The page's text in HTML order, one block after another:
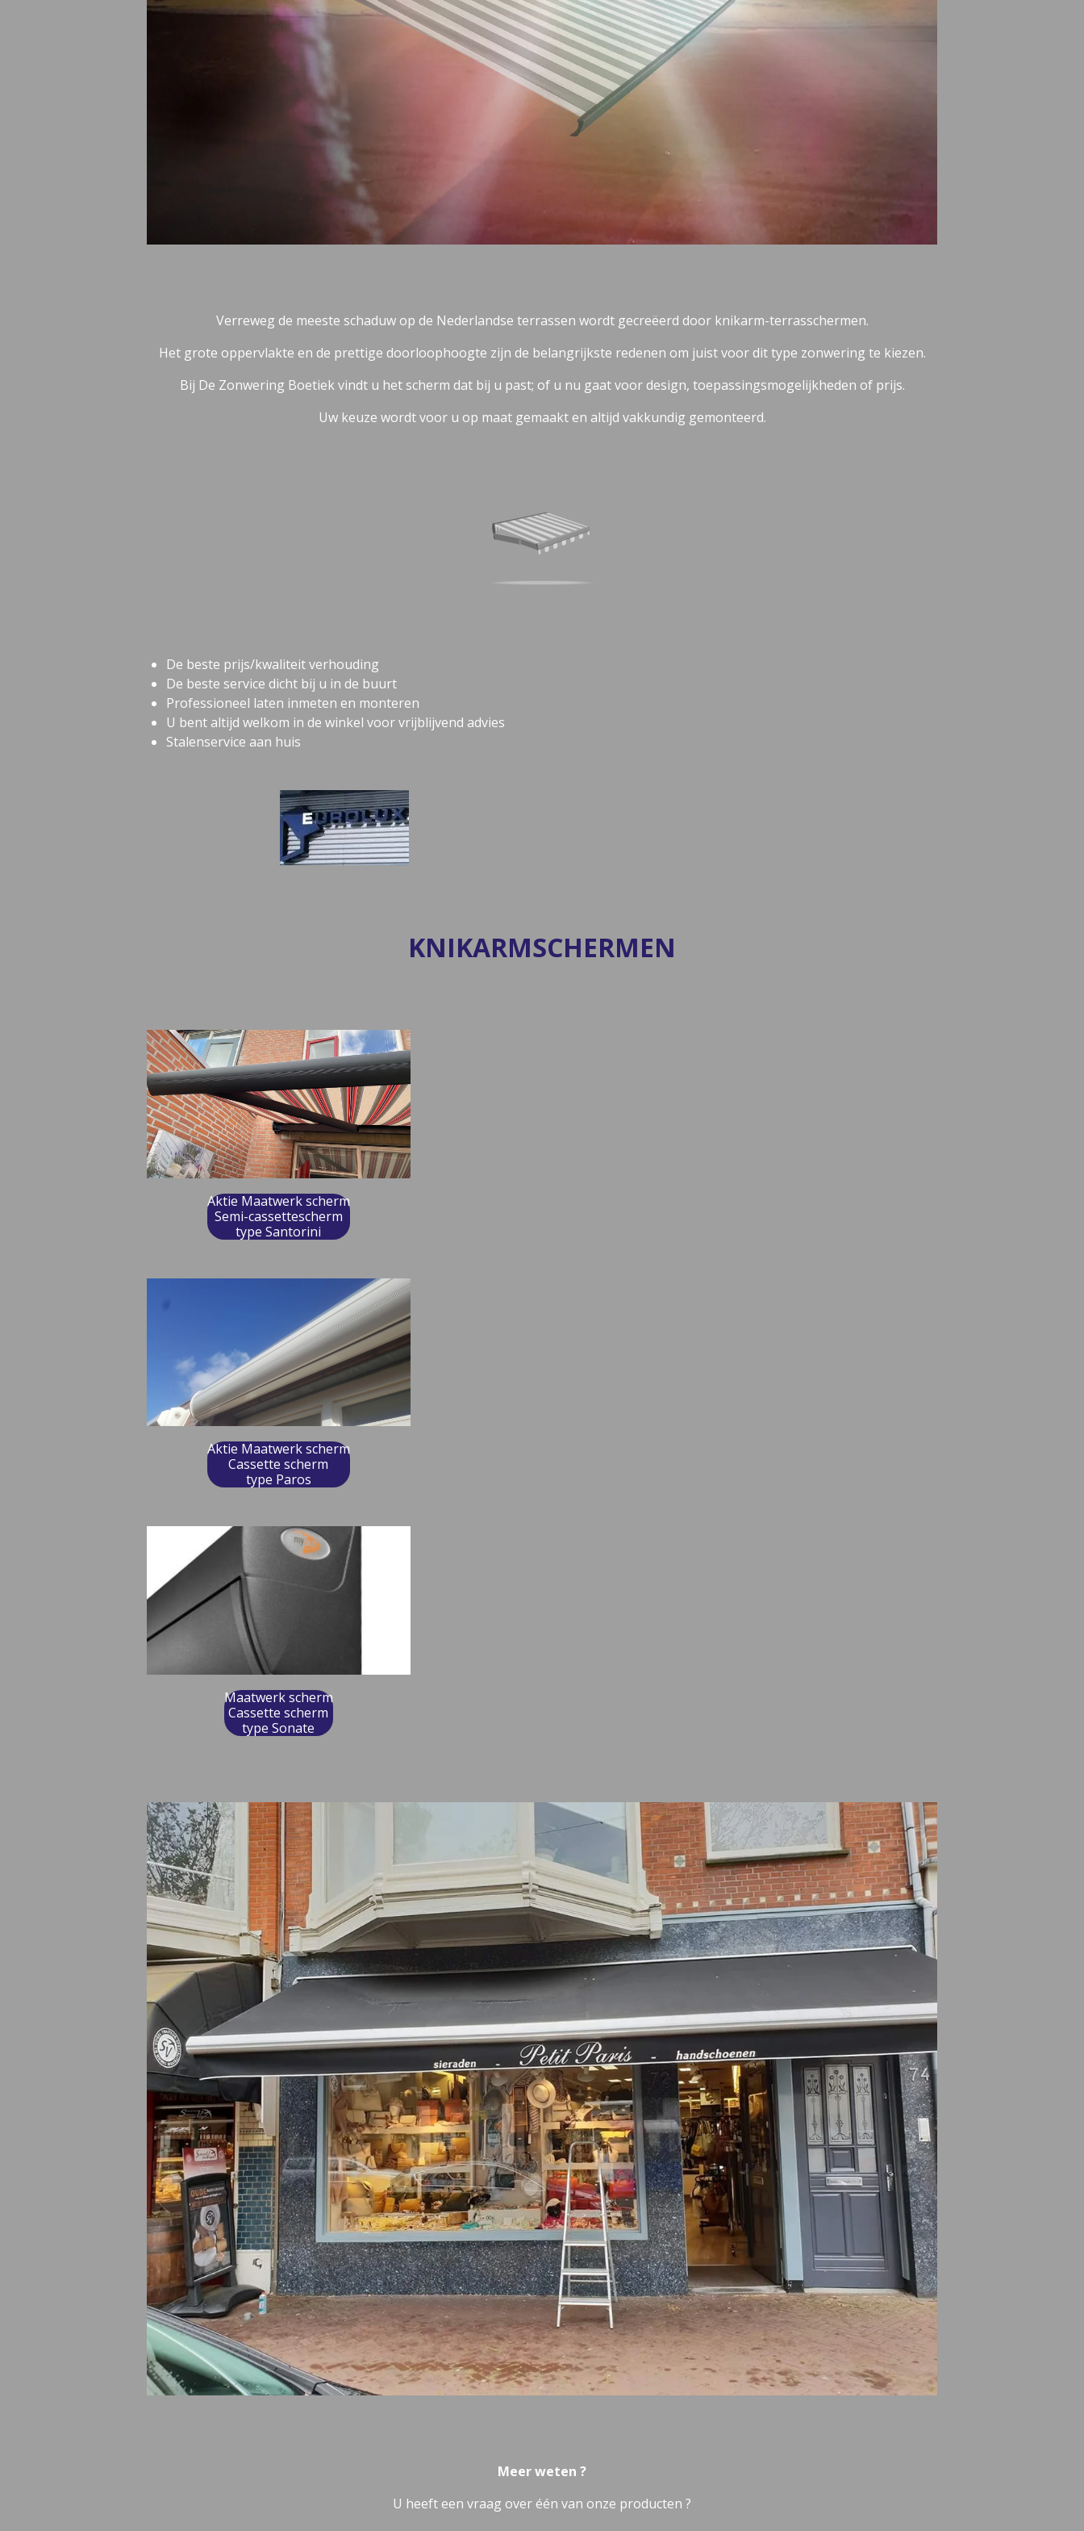
Verreweg de meeste schaduw op de Nederlandse terrassen wordt gecreëerd door knikarm-terrasschermen.
Het grote oppervlakte en de prettige doorloophoogte zijn de belangrijkste redenen om juist voor dit type zonwering te kiezen.
Bij De Zonwering Boetiek vindt u het scherm dat bij u past; of u nu gaat voor design, toepassingsmogelijkheden of prijs.
Uw keuze wordt voor u op maat gemaakt en altijd vakkundig gemonteerd.
De beste prijs/kwaliteit verhouding
De beste service dicht bij u in de buurt
Professioneel laten inmeten en monteren
U bent altijd welkom in de winkel voor vrijblijvend advies
Stalenservice aan huis
KNIKARMSCHERMEN
Aktie Maatwerk scherm
Semi-cassettescherm
type Santorini
Aktie Maatwerk scherm
Cassette scherm
type Paros
Maatwerk scherm
Cassette scherm
type Sonate
Meer weten ?
U heeft een vraag over één van onze producten ?